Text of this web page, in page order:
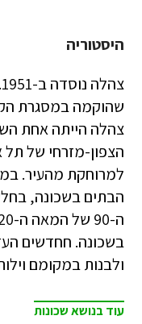
היסטוריה
שהוקמה במסגרת
צהלה הייתה אחת
הצפון-מזרחי של
למרוחקת מהעיר.
הבתים בשכונה,
בשכונה. חחדשים
ולבנות במקומם
עוד בנושא שכונות